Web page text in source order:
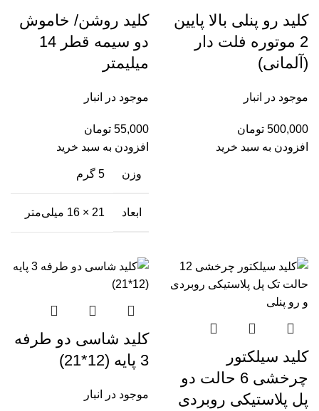
کلید رو پنلی بالا پایین
2 موتوره فلت دار
(آلمانی)
موجود در انبار
500,000 تومان
افزودن به سبد خرید
کلید روشن/ خاموش
دو سیمه قطر 14
میلیمتر
موجود در انبار
55,000 تومان
افزودن به سبد خرید
وزن 5 گرم
ابعاد 21 × 16 میلی‌متر
کلید سیلکتور
چرخشی 6 حالت دو
پل پلاستیکی روبردی
کلید شاسی دو طرفه
3 پایه (12*21)
موجود در انبار